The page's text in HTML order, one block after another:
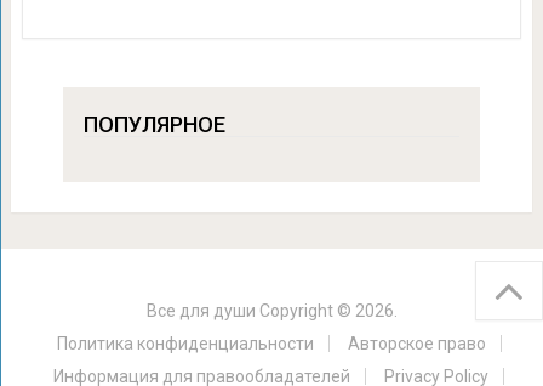
ПОПУЛЯРНОЕ
Все для души Copyright © 2026.
Политика конфиденциальности
Авторское право
Информация для правообладателей
Privacy Policy